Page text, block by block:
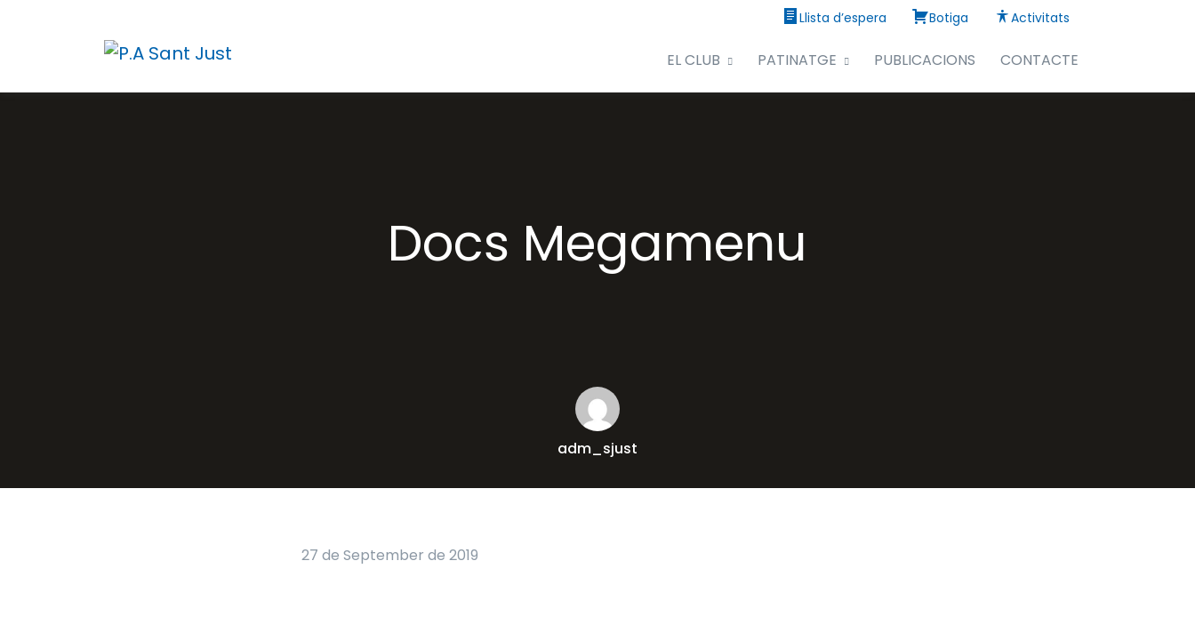
Llista d’espera Botiga Activitats
EL CLUB PATINATGE PUBLICACIONS CONTACTE
Docs Megamenu
adm_sjust
27 de September de 2019